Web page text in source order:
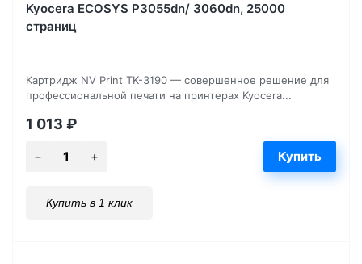
Kyocera ECOSYS P3055dn/ 3060dn, 25000
страниц
Картридж NV Print TK-3190 — совершенное решение для
профессиональной печати на принтерах Kyocera...
1 013 ₽
Купить в 1 клик